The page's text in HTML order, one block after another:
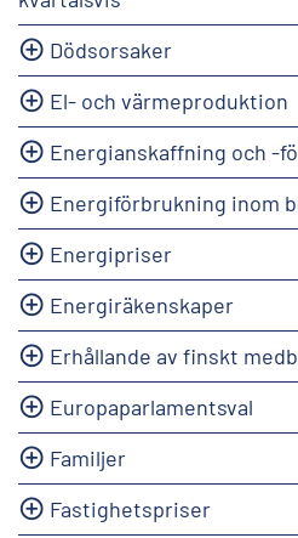
Dödsorsaker
El- och värmeproduktion
Energianskaffning och -
Energiförbrukning inom
Energipriser
Energiräkenskaper
Erhållande av finskt
Europaparlamentsval
Familjer
Fastighetspriser